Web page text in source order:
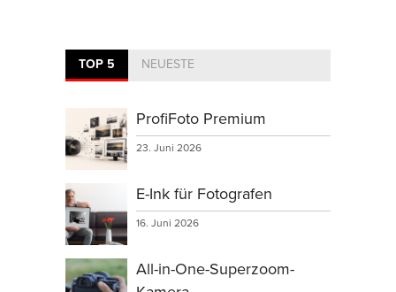
TOP 5 NEUESTE
ProfiFoto Premium
23. Juni 2026
E-Ink für Fotografen
16. Juni 2026
All-in-One-Superzoom-